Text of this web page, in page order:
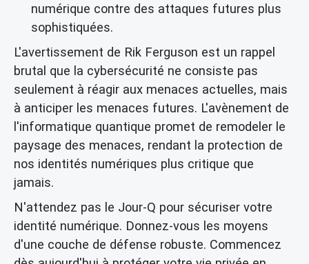
numérique contre des attaques futures plus
sophistiquées.
L'avertissement de Rik Ferguson est un rappel
brutal que la cybersécurité ne consiste pas
seulement à réagir aux menaces actuelles, mais
à anticiper les menaces futures. L'avènement de
l'informatique quantique promet de remodeler le
paysage des menaces, rendant la protection de
nos identités numériques plus critique que
jamais.
N'attendez pas le Jour-Q pour sécuriser votre
identité numérique. Donnez-vous les moyens
d'une couche de défense robuste. Commencez